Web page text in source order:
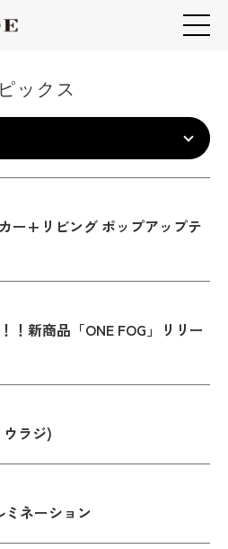
ックス
ー+リビング ポップアップテ
！新商品「ONE FOG」リリー
ラジ)
ネーション